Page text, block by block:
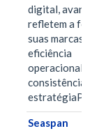
digital, avanços
refletem a força
suas marcas, a
eficiência
operacional e a
consistência de
Seaspan